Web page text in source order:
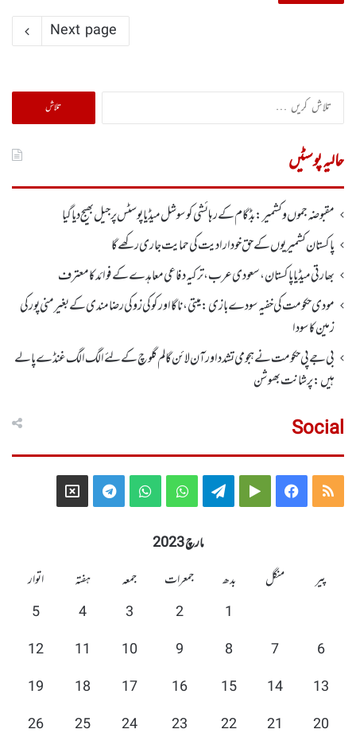
Next page
تلاش
کریں
حالیہ پوسٹیں
مقبوضہ جموں وکشمیر:بڈگام کے رہائشی کو سوشل میڈیا پوسٹس پر جیل بھیج دیا گیا
پاکستان کشمیریوں کے حق خودارادیت کی حمایت جاری رکھے گا
بھارتی میڈیا پاکستان، سعودی عرب، ترکیہ دفاعی معاہدے کے فوائد کا معترف
مودی حکومت کی خفیہ سودے بازی: میتی، ناگا اور کوکی زو کی رضامندی کے بغیر منی پور کی
زمین کا سودا
بی جے پی حکومت نے ہجومی تشدد اورآن لائن گالم گلوچ کے لئے الگ الگ غنڈے پالے
ہیں: پرشانت بھوشن
Social
RSS
Facebook
Google
Telegram
WhatsApp
WhatsApp
Telegram
X
مارچ 2023
پیر
منگل بدھ جمعرات جمعہ ہفتہ
اتوار
1
2
3
4
5
6
7
8
9
10
11
12
13
14
15
16
17
18
19
20
21
22
23
24
25
26